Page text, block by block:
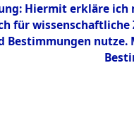
Hiermit erkläre ich
für
Bestimmungen